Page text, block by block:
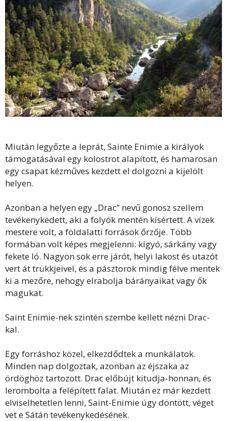
Miután legyőzte a leprát, Sainte Enimie a királyok
támogatásával egy kolostrot alapított, és hamarosan
egy csapat kézműves kezdett el dolgozni a kijelölt
helyen.
Azonban a helyen egy „Drac” nevű gonosz szellem
tevékenykedett, aki a folyók mentén kísértett. A vízek
mestere volt, a földalatti források őrzője. Több
formában volt képes megjelenni: kígyó, sárkány vagy
fekete ló. Nagyon sok erre járót, helyi lakost és utazót
vert át trükkjeivel, és a pásztorok mindig félve mentek
ki a mezőre, nehogy elrabolja bárányaikat vagy ők
magukat.
Saint Enimie-nek szintén szembe kellett nézni Drac-
kal.
Egy forráshoz közel, elkezdődtek a munkálatok.
Minden nap dolgoztak, azonban az éjszaka az
ördöghöz tartozott. Drac előbújt kitudja-honnan, és
lerombolta a felépített falat. Miután ez már kezdett
elviselhetetlen lenni, Saint-Enimie úgy döntött, véget
vet e Sátán tevékenykedésének.